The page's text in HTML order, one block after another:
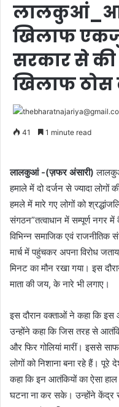
खिलाफ एकजुट
सरकार से
खिलाफ ठोस
41 1 minute read
लालकुआं -(ज़फर अंसारी)
हमाले में दो दर्जन से ज्यादा
हमले में मारे गए लोगों को
संगठन”तत्वाधान में सम्पूर्ण नगर
विभिन्न समाजिक एवं राजनीतिक
मार्च में पहुंचकर अपना विरोध
मिनट का मौन रखा गया। इस
माता की जय, के नारे भी लगाए।
इस दौरान वक्ताओं ने कहा कि
उन्होंने कहा कि जिस तरह से
और फिर गोलियां मारीं। इससे
लोगों को निशाना बना रहे हैं।
कहा कि इन आतंकियों का ऐसा हाल
घटना ना कर सके। उन्होंने केंद्र